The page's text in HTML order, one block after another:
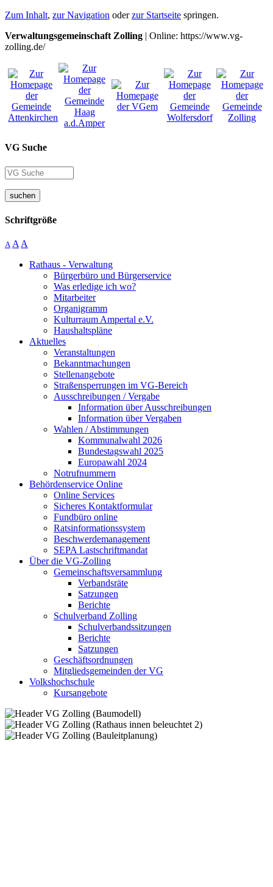
Zum Inhalt, zur Navigation oderzur Startseite springen.
Verwaltungsgemeinschaft Zolling | Online: https://www.vg-
zolling.de/
VG Suche
suchen
Schriftgröße
A A A
Rathaus - Verwaltung
Bürgerbüro und Bürgerservice
Was erledige ich wo?
Mitarbeiter
Organigramm
Kulturraum Ampertal e.V.
Haushaltspläne
Aktuelles
Veranstaltungen
Bekanntmachungen
Stellenangebote
Straßensperrungen im VG-Bereich
Ausschreibungen / Vergabe
Information über Ausschreibungen
Information über Vergaben
Wahlen / Abstimmungen
Kommunalwahl 2026
Bundestagswahl 2025
Europawahl 2024
Notrufnummern
Behördenservice Online
Online Services
Sicheres Kontaktformular
Fundbüro online
Ratsinformationssystem
Beschwerdemanagement
SEPA Lastschriftmandat
Über die VG-Zolling
Gemeinschaftsversammlung
Verbandsräte
Satzungen
Berichte
Schulverband Zolling
Schulverbandssitzungen
Berichte
Satzungen
Geschäftsordnungen
Mitgliedsgemeinden der VG
Volkshochschule
Kursangebote